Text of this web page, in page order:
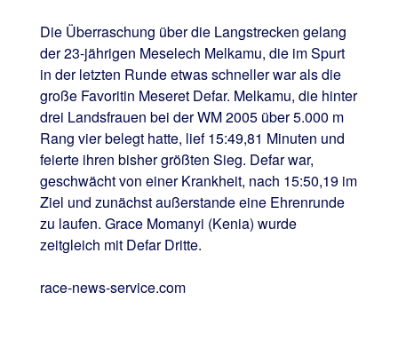
Die Überraschung über die Langstrecken gelang
der 23-jährigen Meselech Melkamu, die im Spurt
in der letzten Runde etwas schneller war als die
große Favoritin Meseret Defar. Melkamu, die hinter
drei Landsfrauen bei der WM 2005 über 5.000 m
Rang vier belegt hatte, lief 15:49,81 Minuten und
feierte ihren bisher größten Sieg. Defar war,
geschwächt von einer Krankheit, nach 15:50,19 im
Ziel und zunächst außerstande eine Ehrenrunde
zu laufen. Grace Momanyi (Kenia) wurde
zeitgleich mit Defar Dritte.
race-news-service.com